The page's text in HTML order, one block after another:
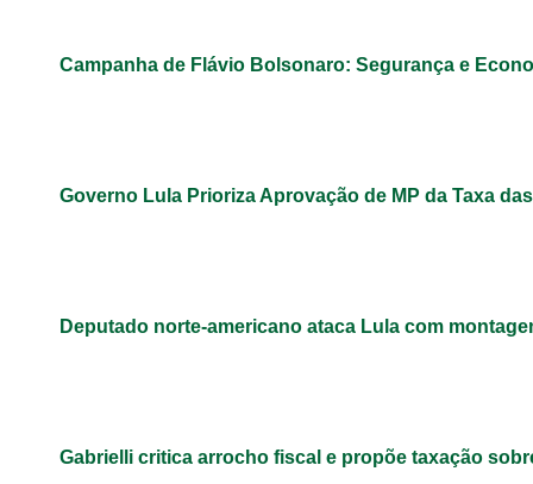
Campanha de Flávio Bolsonaro: Segurança e
Governo Lula Prioriza Aprovação de MP da Taxa
Deputado norte-americano ataca Lula com
Gabrielli critica arrocho fiscal e propõe taxação